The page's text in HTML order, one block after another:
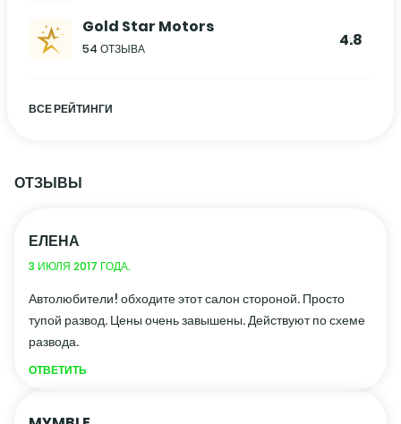
Gold Star Motors
54 ОТЗЫВА 4.8
ВСЕ РЕЙТИНГИ
ОТЗЫВЫ
ЕЛЕНА
3 ИЮЛЯ 2017 ГОДА.
Автолюбители! обходите этот салон стороной. Просто
тупой развод. Цены очень завышены. Действуют по схеме
развода.
ОТВЕТИТЬ